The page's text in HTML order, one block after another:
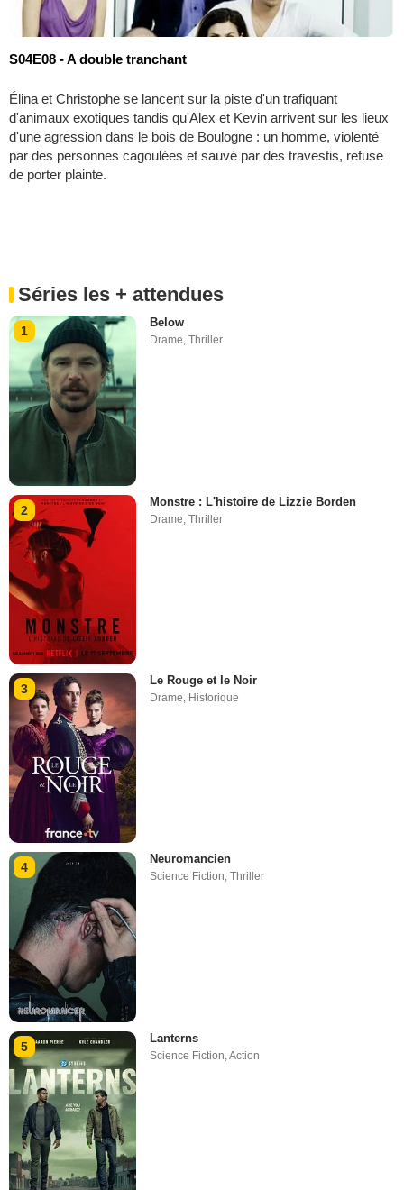
S04E08 - A double tranchant
Élina et Christophe se lancent sur la piste d'un trafiquant
d'animaux exotiques tandis qu'Alex et Kevin arrivent sur les lieux
d'une agression dans le bois de Boulogne : un homme, violenté
par des personnes cagoulées et sauvé par des travestis, refuse
de porter plainte.
Séries les + attendues
1
Below
Drame,Thriller
2
Monstre : L'histoire de Lizzie Borden
Drame ,Thriller
3
Le Rouge et le Noir
Drame, Historique
4
Neuromancien
Science Fiction,Thriller
5
Lanterns
Science Fiction ,Action